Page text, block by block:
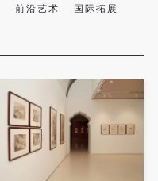
前沿艺术 国际拓展